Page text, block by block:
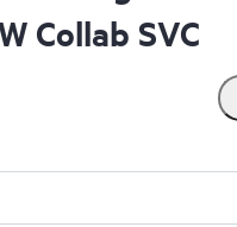
Collab SVC